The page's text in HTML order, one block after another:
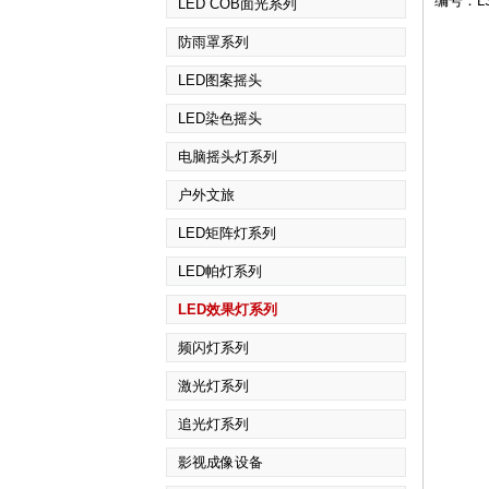
LED COB面光系列
防雨罩系列
LED图案摇头
LED染色摇头
电脑摇头灯系列
户外文旅
LED矩阵灯系列
LED帕灯系列
LED效果灯系列
频闪灯系列
激光灯系列
追光灯系列
影视成像设备